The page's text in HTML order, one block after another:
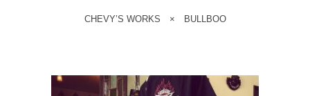
CHEVY’S WORKS × BULLBOO